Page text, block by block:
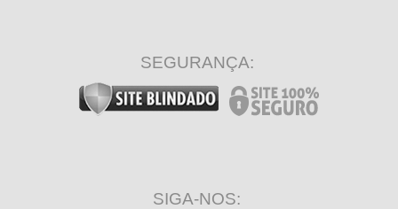
SEGURANÇA:
SIGA-NOS: